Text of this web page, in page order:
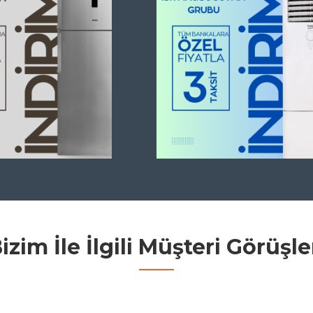
İle İlgili Müşteri